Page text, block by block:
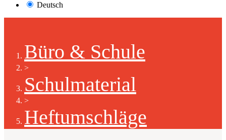
Deutsch
Büro & Schule
>
Schulmaterial
>
Heftumschläge